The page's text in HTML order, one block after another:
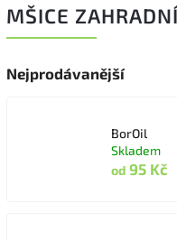
MŠICE ZAHRADNÍ
Nejprodávanější
BorOil
Skladem
od 95 Kč